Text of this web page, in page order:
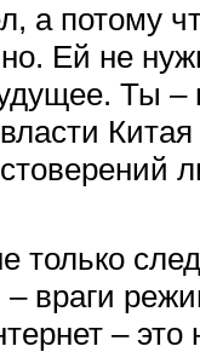
а потому
Ей не
Ты
только
враги
– это